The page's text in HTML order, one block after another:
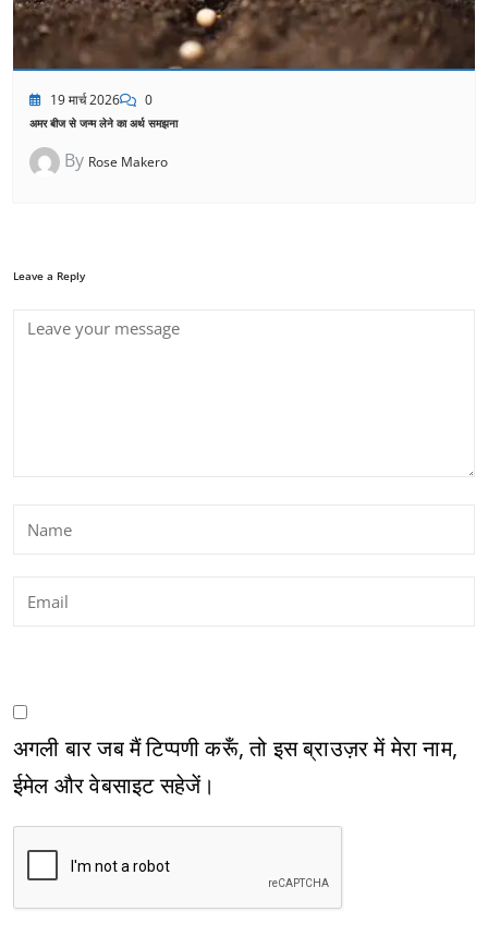
19 मार्च 2026 0
अमर बीज से जन्म लेने का अर्थ समझना
By Rose Makero
Leave a Reply
अगली बार जब मैं टिप्पणी करूँ, तो इस ब्राउज़र में मेरा नाम,
ईमेल और वेबसाइट सहेजें।